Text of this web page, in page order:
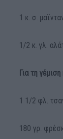
1 κ. σ.
1/2 κ. γλ.
Για τη
1 1/2 φλ.
180 γρ.